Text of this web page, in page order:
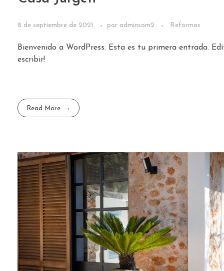
8 de septiembre de 2021 por adminsom2 Reformas
Bienvenido a WordPress. Esta es tu primera entrada.
escribir!
Read More